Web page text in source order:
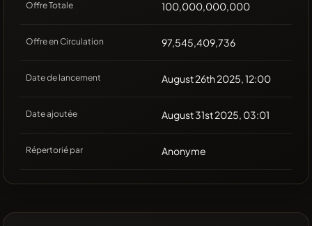
Offre Totale 100,000,000,000
Offre en Circulation 97,545,409,736
Date de lancement August 26th 2025, 12:00
Date ajoutée August 31st 2025, 03:01
Répertorié par Anonyme